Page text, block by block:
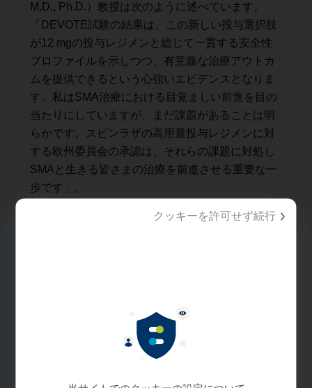
クッキーを許可せず続行
M.D., Ph.D.）教授は次のように述べています。
「DEVOTE試験の結果は、この新しい投与選択肢
が12 mgの投与レジメンと総じて一貫する安全性
プロファイルを示しつつ、有意義な治療アウトカ
ムを提供できるという心強いエビデンスとなりま
す。私はSMA治療における目覚ましい前進を目の
当たりにしていますが、まだ課題があることは明
らかです。スピンラザの高用量投与レジメンに対
する欧州委員会の承認は、それらの課題に対処し
SMAと生きる皆さまの治療を前進させる重要な一
歩です」。
本試験を通じて高用量投与レジメンは全般的に良
ンを投与された参加者の10%以上で発症し、シャ
ム対照群より5%以上多く発症した最も一般的な有
害事象は、肺炎、COVID-19、誤嚥性肺炎、栄養
本ページでは、報道関係者
の皆さまに対してバイオジ